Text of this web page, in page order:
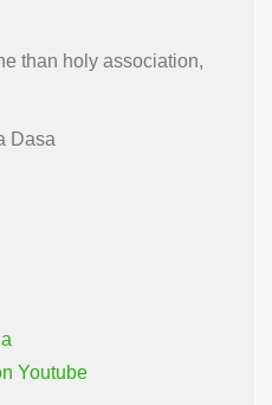
than holy association,
Dasa
Youtube